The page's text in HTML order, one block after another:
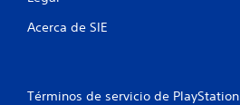
Acerca de SIE
Términos de servicio de PlayStation